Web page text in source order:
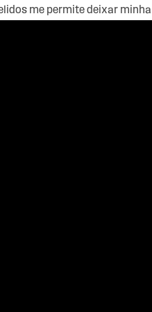
me permite deixar